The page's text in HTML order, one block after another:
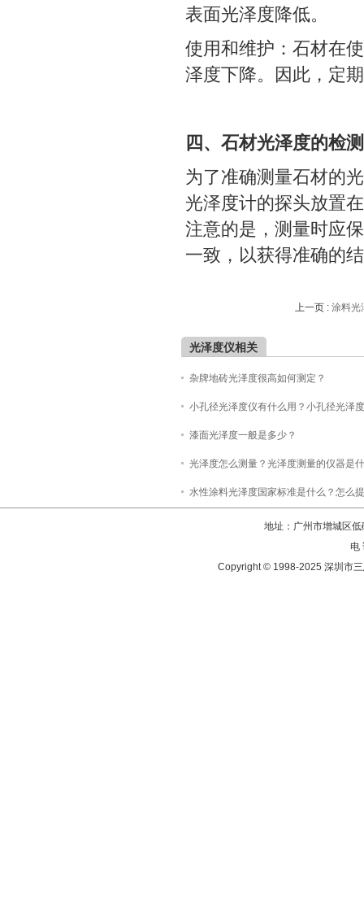
表面光泽度降低。
使用和维护：石材在
泽度下降。因此，定
四、石材光泽度的检
为了准确测量石材的
光泽度计的探头放置
注意的是，测量时应
一致，以获得准确的
上一页 : 涂料光
光泽度仪相关
杂牌地砖光泽度很高如何测定？
小孔径光泽度仪有什么用？小孔径光泽
漆面光泽度一般是多少？
光泽度怎么测量？光泽度测量的仪器是
水性涂料光泽度国家标准是什么？怎么
地址：广州市增城区
电
Copyright © 1998-2025 深圳市